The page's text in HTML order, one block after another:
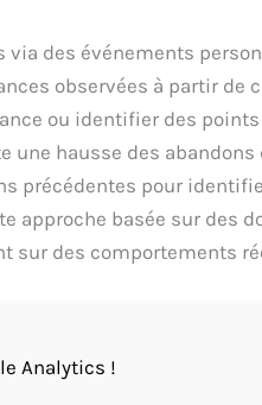
via des événements
observées à partir de
ou identifier des
une hausse des
précédentes pour
approche basée sur des
sur des comportements
Analytics !